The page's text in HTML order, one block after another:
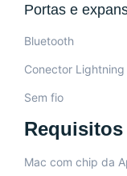
Portas e
Bluetooth
Conector Lightning
Sem fio
Mac com chip da